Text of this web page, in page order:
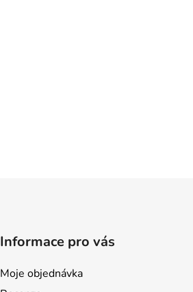
Informace pro vás
Moje objednávka